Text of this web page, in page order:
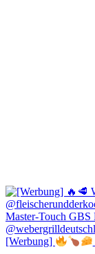
[Werbung]